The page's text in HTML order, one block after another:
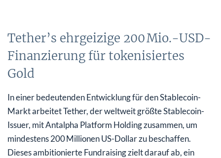
Tether’s ehrgeizige 200 Mio.-USD-
Finanzierung für tokenisiertes
Gold
In einer bedeutenden Entwicklung für den Stablecoin-
Markt arbeitet Tether, der weltweit größte Stablecoin-
Issuer, mit Antalpha Platform Holding zusammen, um
mindestens 200 Millionen US-Dollar zu beschaffen.
Dieses ambitionierte Fundraising zielt darauf ab, ein